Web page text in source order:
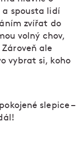
a spousta lidí
zvířat do
volný chov,
ale
vybrat si, koho
slepice –